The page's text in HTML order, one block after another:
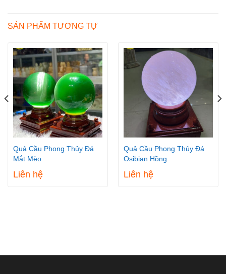
SẢN PHẨM TƯƠNG TỰ
Quả Cầu Phong Thủy Đá
Mắt Mèo
Liên hệ
Quả Cầu Phong Thủy Đá
Osibian Hồng
Liên hệ